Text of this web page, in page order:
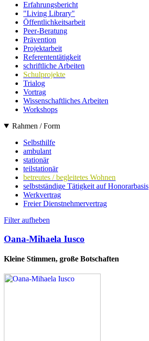
Erfahrungsbericht
"Living Library"
Öffentlichkeitsarbeit
Peer-Beratung
Prävention
Projektarbeit
Referententätigkeit
schriftliche Arbeiten
Schulprojekte
Trialog
Vortrag
Wissenschaftliches Arbeiten
Workshops
Rahmen / Form
Selbsthilfe
ambulant
stationär
teilstationär
betreutes / begleitetes Wohnen
selbstständige Tätigkeit auf Honorarbasis
Werkvertrag
Freier Dienstnehmervertrag
Filter aufheben
Oana-Mihaela Iusco
Kleine Stimmen, große Botschaften